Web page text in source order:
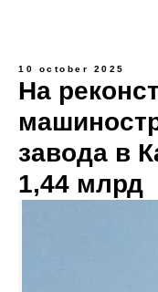
10 october 2025
На
завода в
1,44 млрд